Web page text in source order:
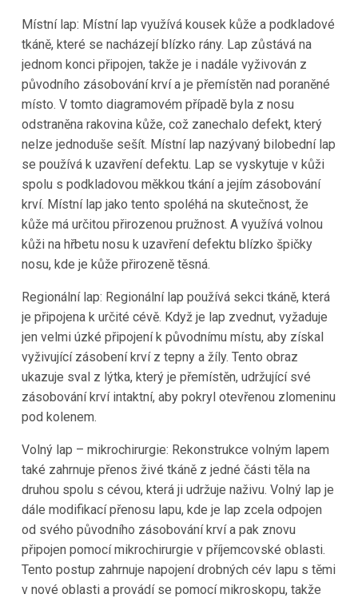
Místní lap: Místní lap využívá kousek kůže a podkladové
tkáně, které se nacházejí blízko rány. Lap zůstává na
jednom konci připojen, takže je i nadále vyživován z
původního zásobování krví a je přemístěn nad poraněné
místo. V tomto diagramovém případě byla z nosu
odstraněna rakovina kůže, což zanechalo defekt, který
nelze jednoduše sešít. Místní lap nazývaný bilobední lap
se používá k uzavření defektu. Lap se vyskytuje v kůži
spolu s podkladovou měkkou tkání a jejím zásobování
krví. Místní lap jako tento spoléhá na skutečnost, že
kůže má určitou přirozenou pružnost. A využívá volnou
kůži na hřbetu nosu k uzavření defektu blízko špičky
nosu, kde je kůže přirozeně těsná.
Regionální lap: Regionální lap používá sekci tkáně, která
je připojena k určité cévě. Když je lap zvednut, vyžaduje
jen velmi úzké připojení k původnímu místu, aby získal
vyživující zásobení krví z tepny a žíly. Tento obraz
ukazuje sval z lýtka, který je přemístěn, udržující své
zásobování krví intaktní, aby pokryl otevřenou zlomeninu
pod kolenem.
Volný lap – mikrochirurgie: Rekonstrukce volným lapem
také zahrnuje přenos živé tkáně z jedné části těla na
druhou spolu s cévou, která ji udržuje naživu. Volný lap je
dále modifikací přenosu lapu, kde je lap zcela odpojen
od svého původního zásobování krví a pak znovu
připojen pomocí mikrochirurgie v příjemcovské oblasti.
Tento postup zahrnuje napojení drobných cév lapu s těmi
v nové oblasti a provádí se pomocí mikroskopu, takže